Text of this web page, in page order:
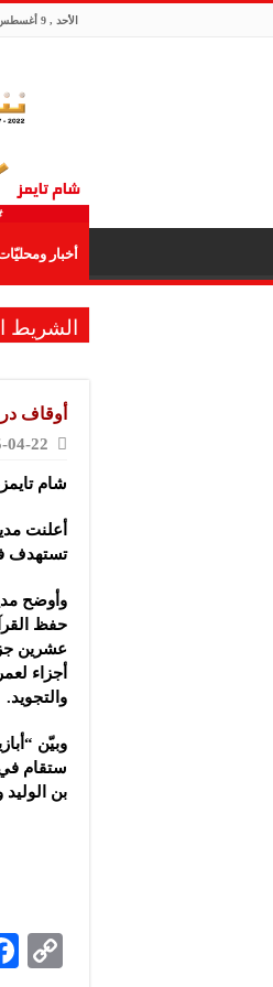
الأحد , 9 أغسطس 2026
أخبار
الشريط
أوقاف
04-22
شام
أعلنت
تستهدف
وأوضح
والتجويد.
وبيّن
ستقام
بن
C